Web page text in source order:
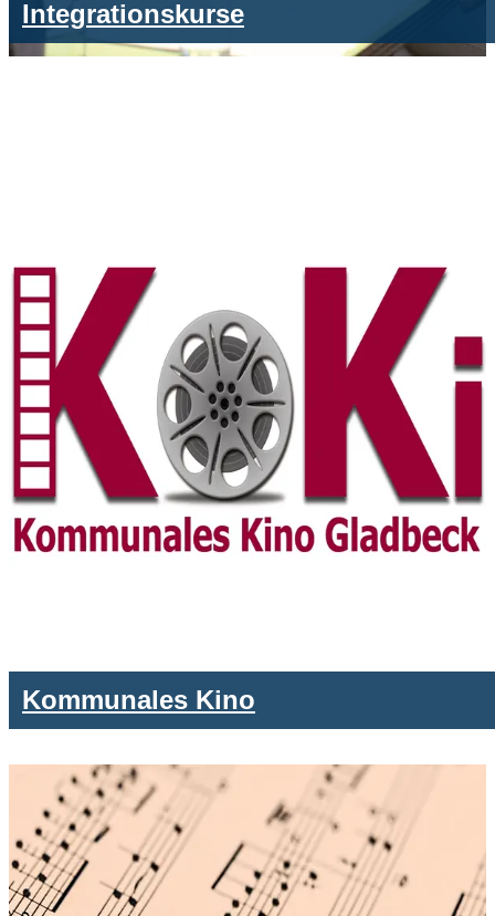
Integrationskurse
Kommunales Kino